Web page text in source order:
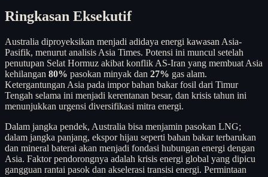
Ringkasan Eksekutif
Australia diproyeksikan menjadi adidaya energi kawasan Asia-
Pasifik, menurut analisis Asia Times. Potensi ini muncul setelah
penutupan Selat Hormuz akibat konflik AS-Iran yang membuat Asia
kehilangan 80% pasokan minyak dan 27% gas alam.
Ketergantungan Asia pada impor bahan bakar fosil dari Timur
Tengah selama ini menjadi kerentanan besar, dan krisis tahun ini
menunjukkan urgensi diversifikasi mitra energi.
Dalam jangka pendek, Australia bisa menjamin pasokan LNG;
dalam jangka panjang, ekspor hijau seperti bahan bakar terbarukan
dan mineral baterai akan menjadi fondasi hubungan energi dengan
Asia. Faktor pendorongnya adalah krisis energi global yang dipicu
gangguan rantai pasok dan akselerasi transisi energi. Permintaan